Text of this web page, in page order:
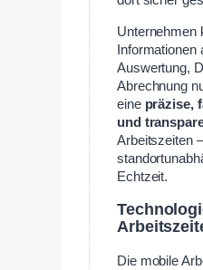
Unternehmen
Auswertung,
Abrechnung
eine präzise,
und
Arbeitszeiten –
Echtzeit.
Die mobile